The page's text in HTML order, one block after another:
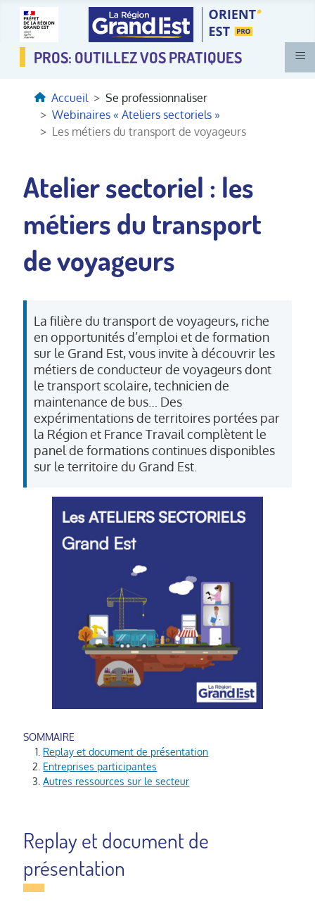
Accueil
Se professionnaliser
Webinaires « Ateliers sectoriels »
Les métiers du transport de voyageurs
Atelier sectoriel : les
métiers du transport
de voyageurs
La filière du transport de voyageurs, riche
en opportunités d’emploi et de formation
sur le Grand Est, vous invite à découvrir les
métiers de conducteur de voyageurs dont
le transport scolaire, technicien de
maintenance de bus… Des
expérimentations de territoires portées par
la Région et France Travail complètent le
panel de formations continues disponibles
sur le territoire du Grand Est.
Replay et document de présentation
Entreprises participantes
Autres ressources sur le secteur
Replay et document de
présentation
≡